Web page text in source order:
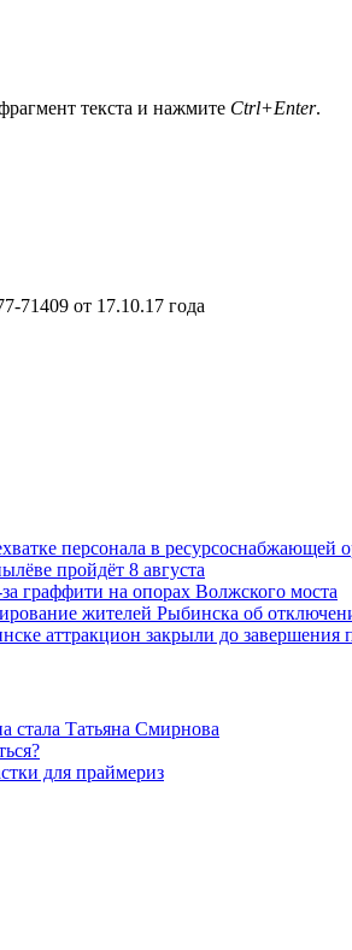
текста и нажмите Ctrl+Enter.
от 17.10.17 года
персонала в ресурсоснабжающей
пройдёт 8 августа
граффити на опорах Волжского моста
жителей Рыбинска об
аттракцион закрыли до завершения
стала Татьяна Смирнова
для праймериз